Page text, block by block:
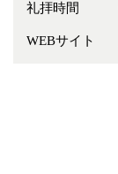
礼拝時間
WEBサイト